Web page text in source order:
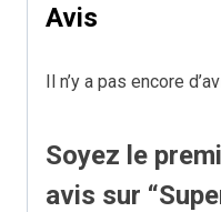
Avis
Il n’y a pas encore
Soyez le
avis sur